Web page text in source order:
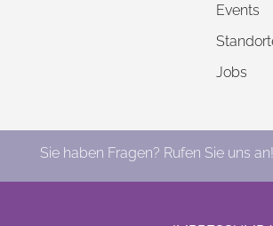
Events
Jobs
Sie haben Fragen? Rufen Sie uns an!